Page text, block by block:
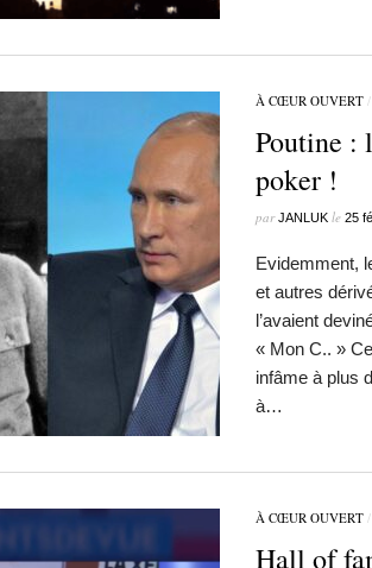
À CŒUR OUVERT
Poutine :
poker !
parJANLUK le 25
Evidemment,
et autres
l’avaient
« Mon C.. »
infâme à plus
à…
À CŒUR OUVERT
Hall of